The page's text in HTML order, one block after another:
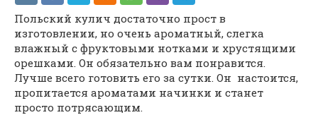
Польский кулич достаточно прост в
изготовлении, но очень ароматный, слегка
влажный с фруктовыми нотками и хрустящими
орешками. Он обязательно вам понравится.
Лучше всего готовить его за сутки. Он настоится,
пропитается ароматами начинки и станет
просто потрясающим.